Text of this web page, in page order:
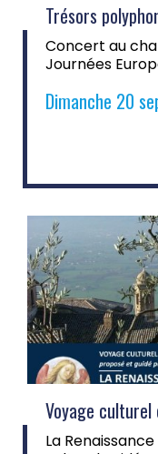
Trésors
Concert au
Journées
Dimanche 20
Voyage culturel
La